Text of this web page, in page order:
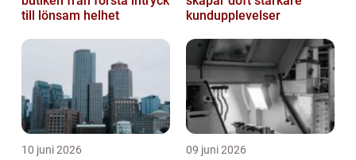
till lönsam helhet
kundupplevelser
10 juni 2026 09 juni 2026